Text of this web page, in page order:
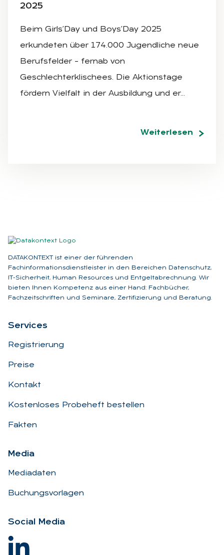
2025
Beim Girls’Day und Boys’Day 2025
erkundeten über 174.000 Jugendliche neue
Berufsfelder – fernab von
Geschlechterklischees. Die Aktionstage
fördern Vielfalt in der Ausbildung und er…
Weiterlesen
DATAKONTEXT ist einer der führenden
Fachinformationsdienstleister in den Bereichen Datenschutz,
IT-Sicherheit, Human Resources und Entgeltabrechnung. Wir
bieten Ihnen Kompetenz aus einer Hand: Fachbücher,
Fachzeitschriften und Seminare, Zertifizierung und Beratung.
Ser­vices
Registrierung
Preise
Kontakt
Kostenloses Probeheft bestellen
Fakten
Me­dia
Mediadaten
Buchungsvorlagen
So­ci­al Me­dia